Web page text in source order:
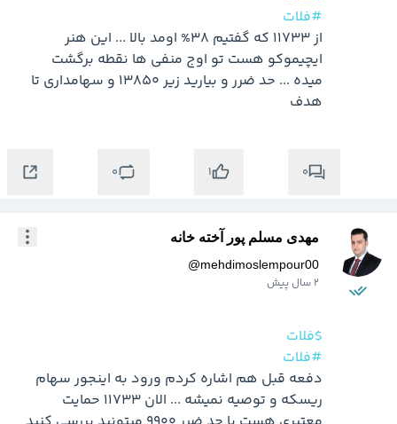
#فلات
هدف
0
1
0
مهدی مسلم پور آخته خانه
@mehdimoslempour00
2 سال پیش
$فلات
#فلات